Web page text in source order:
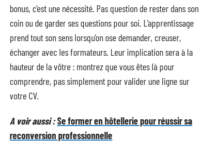
bonus, c’est une nécessité. Pas question de rester dans son
coin ou de garder ses questions pour soi. L’apprentissage
prend tout son sens lorsqu’on ose demander, creuser,
échanger avec les formateurs. Leur implication sera à la
hauteur de la vôtre : montrez que vous êtes là pour
comprendre, pas simplement pour valider une ligne sur
votre CV.
A voir aussi :Se former en hôtellerie pour réussir sa
reconversion professionnelle